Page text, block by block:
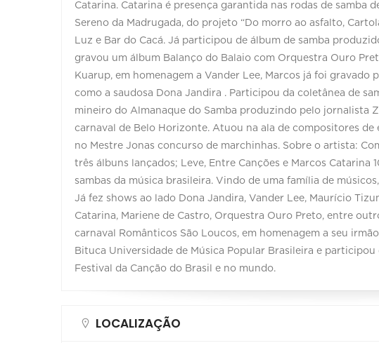
Catarina. Catarina é presença garantida nas rodas de samba
Sereno da Madrugada, do projeto “Do morro ao asfalto,
Luz e Bar do Cacá. Já participou de álbum de samba
gravou um álbum Balanço do Balaio com Orquestra Ouro
Kuarup, em homenagem a Vander Lee, Marcos já foi
como a saudosa Dona Jandira . Participou da coletânea de
mineiro do Almanaque do Samba produzindo pelo jornalista
carnaval de Belo Horizonte. Atuou na ala de compositores
no Mestre Jonas concurso de marchinhas. Sobre o artista:
três álbuns lançados; Leve, Entre Canções e Marcos Catarina
sambas da música brasileira. Vindo de uma família de
Já fez shows ao lado Dona Jandira, Vander Lee, Maurício
Catarina, Mariene de Castro, Orquestra Ouro Preto, entre
carnaval Românticos São Loucos, em homenagem a seu
Bituca Universidade de Música Popular Brasileira e
Festival da Canção do Brasil e no mundo.
LOCALIZAÇÃO